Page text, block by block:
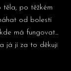
těla, po těžkém
od bolestí
má fungovat...
já jí za to děkuji